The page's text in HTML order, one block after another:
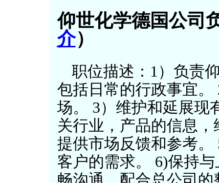
仰世化学德国公司
介）
职位描述：1）负责
包括日常的行政事宜
场。 3）维护和延展现
关行业，产品的信息
提供市场反馈和参考
客户的需求。 6)保持